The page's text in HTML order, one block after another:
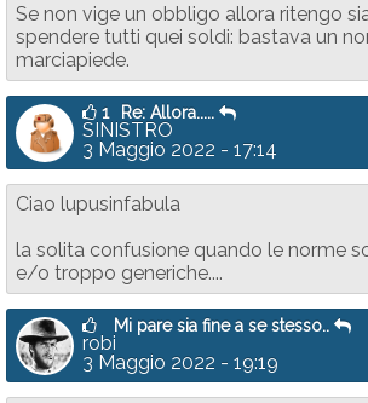
Se non vige un obbligo allora ritengo
spendere tutti quei soldi: bastava un
marciapiede.
1 Re: Allora.....
SINISTRO
3 Maggio 2022 - 17:14
Ciao lupusinfabula
la solita confusione quando le norme
e/o troppo generiche....
Mi pare sia fine a se stesso..
robi
3 Maggio 2022 - 19:19